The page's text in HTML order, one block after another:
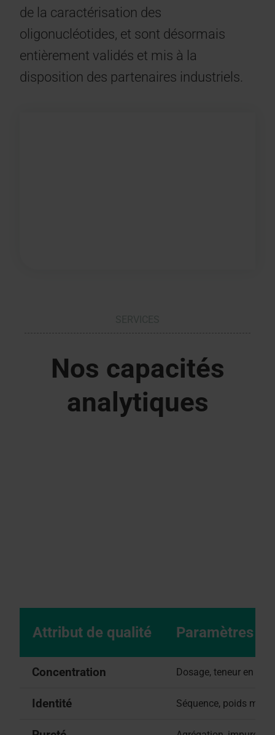
de la caractérisation des
oligonucléotides, et sont désormais
entièrement validés et mis à la
disposition des partenaires industriels.
Nos capacités
analytiques
Attribut de qualité Paramètres
Concentration Dosage, teneur en
Identité Séquence, poids